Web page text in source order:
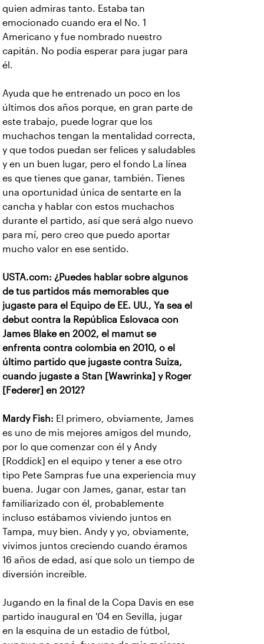
quien admiras tanto. Estaba tan
emocionado cuando era el No. 1
Americano y fue nombrado nuestro
capitán. No podía esperar para jugar para
él.
Ayuda que he entrenado un poco en los
últimos dos años porque, en gran parte de
este trabajo, puede lograr que los
muchachos tengan la mentalidad correcta,
y que todos puedan ser felices y saludables
y en un buen lugar, pero el fondo La línea
es que tienes que ganar, también. Tienes
una oportunidad única de sentarte en la
cancha y hablar con estos muchachos
durante el partido, así que será algo nuevo
para mí, pero creo que puedo aportar
mucho valor en ese sentido.
USTA.com: ¿Puedes hablar sobre algunos
de tus partidos más memorables que
jugaste para el Equipo de EE. UU., Ya sea el
debut contra la República Eslovaca con
James Blake en 2002, el mamut se
enfrenta contra colombia en 2010, o el
último partido que jugaste contra Suiza,
cuando jugaste a Stan [Wawrinka] y Roger
[Federer] en 2012?
Mardy Fish: El primero, obviamente, James
es uno de mis mejores amigos del mundo,
por lo que comenzar con él y Andy
[Roddick] en el equipo y tener a ese otro
tipo Pete Sampras fue una experiencia muy
buena. Jugar con James, ganar, estar tan
familiarizado con él, probablemente
incluso estábamos viviendo juntos en
Tampa, muy bien. Andy y yo, obviamente,
vivimos juntos creciendo cuando éramos
16 años de edad, así que solo un tiempo de
diversión increíble.
Jugando en la final de la Copa Davis en ese
partido inaugural en '04 en Sevilla, jugar
en la esquina de un estadio de fútbol,